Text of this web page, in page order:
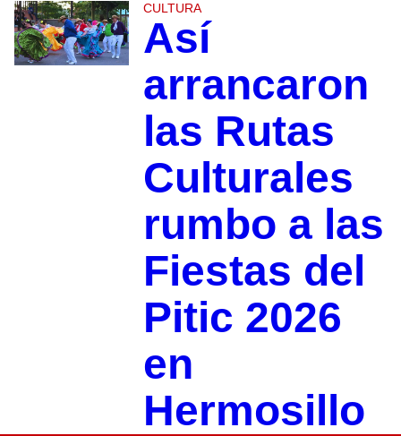
CULTURA
Así
arrancaron
las Rutas
Culturales
rumbo a las
Fiestas del
Pitic 2026
en
Hermosillo